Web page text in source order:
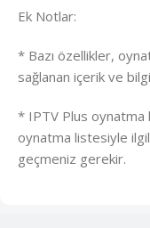
Ek Notlar:
* Bazı özellikler,
sağlanan içerik ve
* IPTV Plus
oynatma listesiyle
geçmeniz gerekir.